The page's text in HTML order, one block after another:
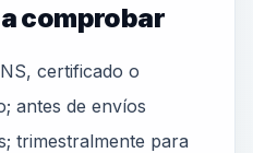
comprobar
certificado o
antes de envíos
trimestralmente para